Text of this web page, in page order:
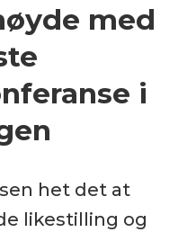
med
i
het det at
likestilling og